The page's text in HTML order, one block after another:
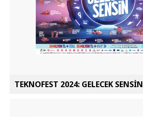
TEKNOFEST 2024: GELECEK SENSİN